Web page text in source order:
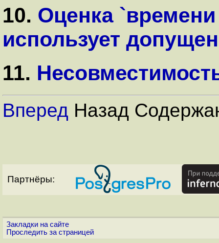
10. Оценка
использует
11.
Вперед Назад
Партнёры:
Закладки на сайте
Проследить за страницей